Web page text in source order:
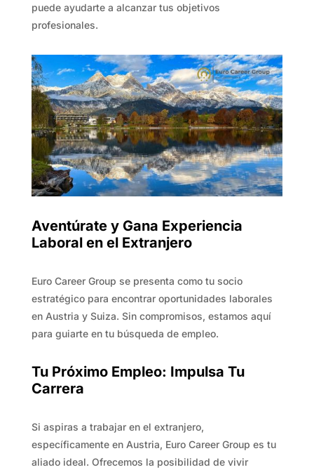
puede ayudarte a alcanzar tus objetivos
profesionales.
Aventúrate y Gana Experiencia
Laboral en el Extranjero
Euro Career Group se presenta como tu socio
estratégico para encontrar oportunidades laborales
en Austria y Suiza. Sin compromisos, estamos aquí
para guiarte en tu búsqueda de empleo.
Tu Próximo Empleo: Impulsa Tu
Carrera
Si aspiras a trabajar en el extranjero,
específicamente en Austria, Euro Career Group es tu
aliado ideal. Ofrecemos la posibilidad de vivir